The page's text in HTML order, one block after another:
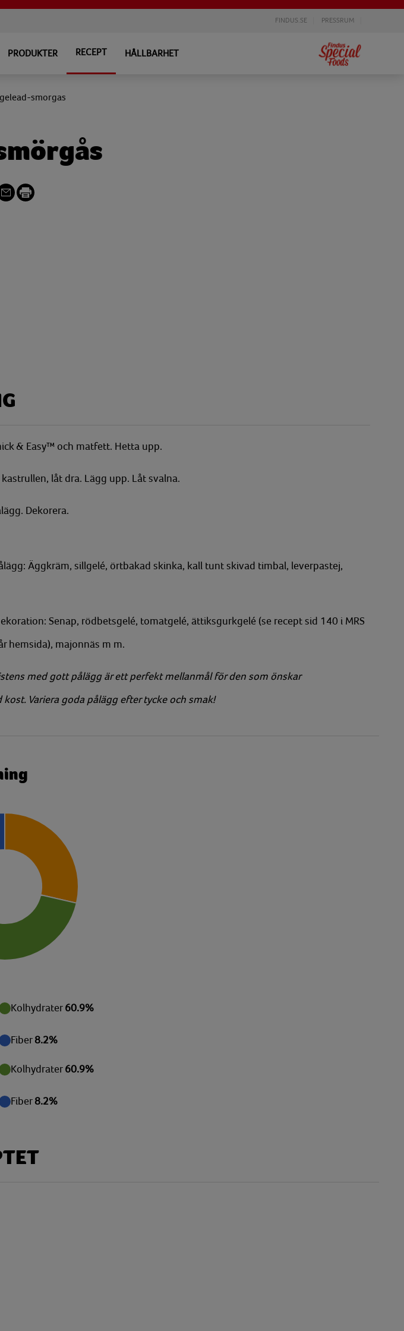
FINDUS.SE PRESSRUM
PRODUKTER RECEPT HÅLLBARHET
gelead-smorgas
& Easy™ och matfett. Hetta upp.
låt dra. Lägg upp. Låt svalna.
Dekorera.
Äggkräm, sillgelé, örtbakad skinka, kall tunt skivad timbal, leverpastej,
Senap, rödbetsgelé, tomatgelé, ättiksgurkgelé (se recept sid 140 i MRS
hemsida), majonnäs m m.
med gott pålägg är ett perfekt mellanmål för den som önskar
Variera goda pålägg efter tycke och smak!
Kolhydrater 60.9%
Fiber 8.2%
Kolhydrater 60.9%
Fiber 8.2%